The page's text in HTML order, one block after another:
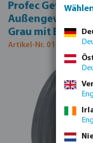
Profec
Außengewinde x
Grau mit
Artikel-Nr. 0100328
Bildergalerie überspringen